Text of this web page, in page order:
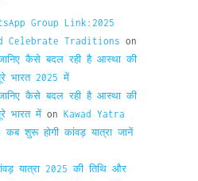
Group Link:2025
Celebrate Traditions on
कैसे बदल रही है आस्था की
भारत 2025 में
कैसे बदल रही है आस्था की
भारत में on Kawad Yatra
कब शुरू होगी कांवड़ यात्रा जानें
यात्रा 2025 की तिथि और